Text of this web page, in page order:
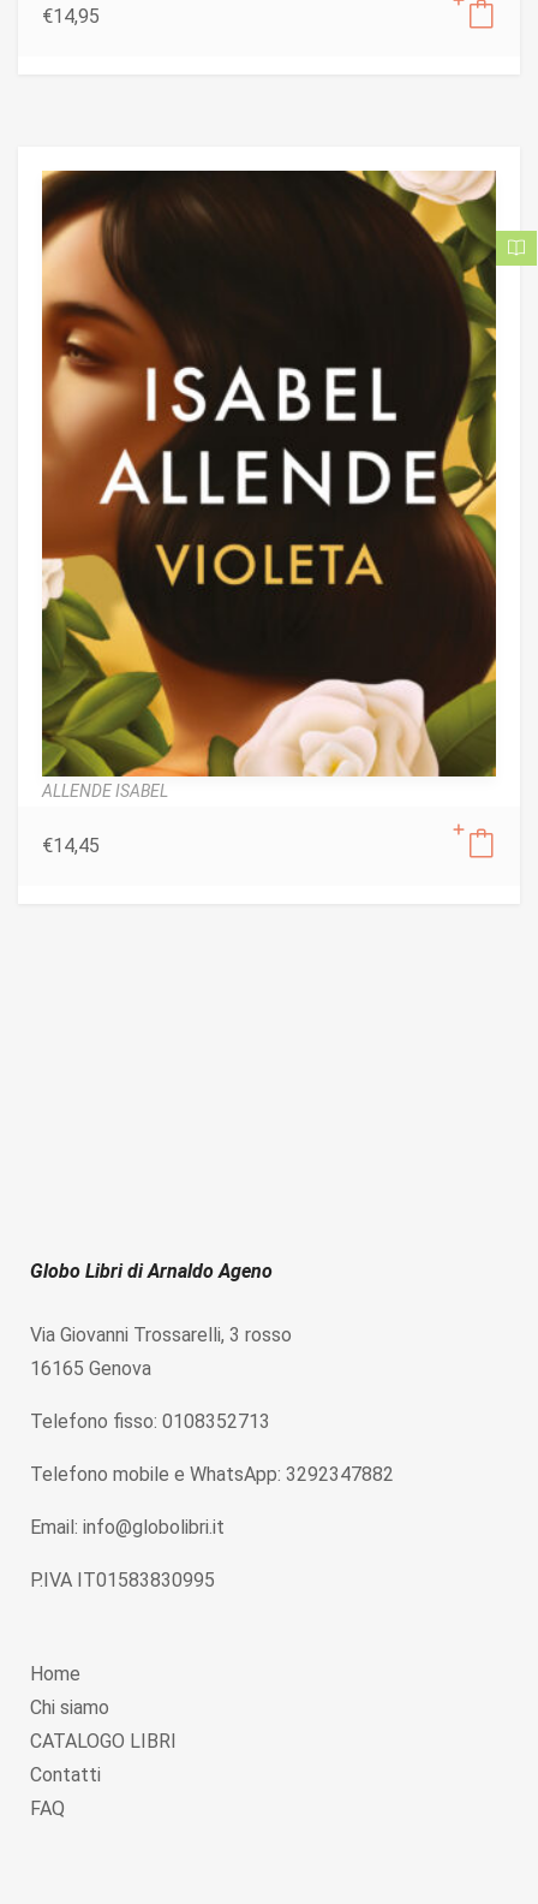
€14,95
ALLENDE ISABEL
€14,45
Globo Libri di Arnaldo Ageno
Via Giovanni Trossarelli, 3 rosso
16165 Genova
Telefono fisso: 0108352713
Telefono mobile e WhatsApp: 3292347882
Email: info@globolibri.it
P.IVA IT01583830995
Home
Chi siamo
CATALOGO LIBRI
Contatti
FAQ